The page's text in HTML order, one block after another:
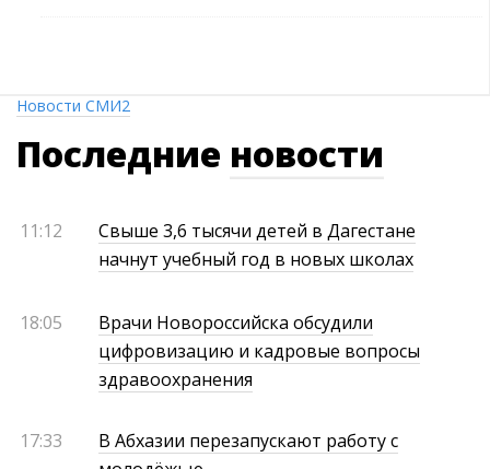
Новости СМИ2
Последние новости
11:12
Свыше 3,6 тысячи детей в Дагестане
начнут учебный год в новых школах
18:05
Врачи Новороссийска обсудили
цифровизацию и кадровые вопросы
здравоохранения
17:33
В Абхазии перезапускают работу с